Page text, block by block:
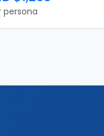
persona